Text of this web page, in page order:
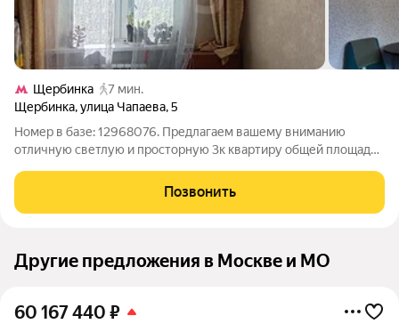
Щербинка
7 мин.
Щербинка,улица Чапаева,5
Номер в базе: 12968076. Предлагаем вашему вниманию
отличную светлую и просторную 3к квартиру общей площади
этаже тихого кирпичного трехэтажного малоквартирного
дома без лифта. Вокруг много
Позвонить
Другие предложения в Москве и МО
60 167 440 ₽